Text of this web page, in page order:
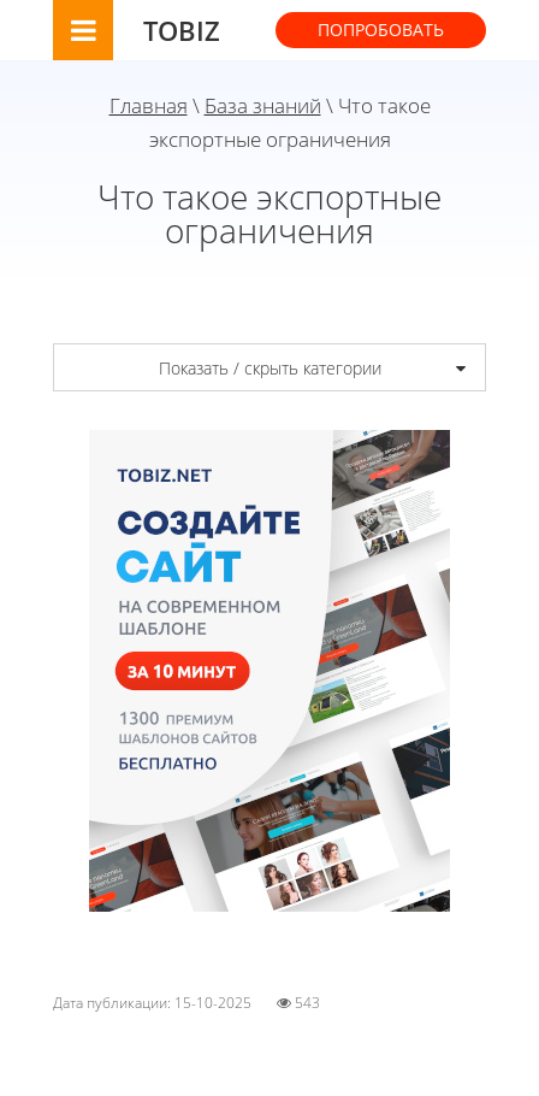
TOBIZ ПОПРОБОВАТЬ
Главная \ База знаний \ Что такое
экспортные ограничения
Что такое экспортные
ограничения
Показать / скрыть категории
Дата публикации: 15-10-2025 543